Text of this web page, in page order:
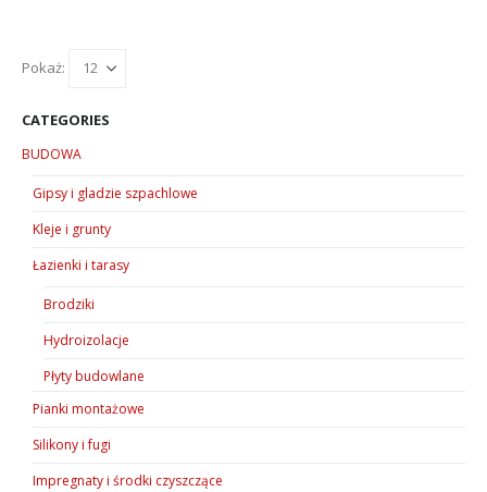
Pokaż:
CATEGORIES
BUDOWA
Gipsy i gladzie szpachlowe
Kleje i grunty
Łazienki i tarasy
Brodziki
Hydroizolacje
Płyty budowlane
Pianki montażowe
Silikony i fugi
Impregnaty i środki czyszczące